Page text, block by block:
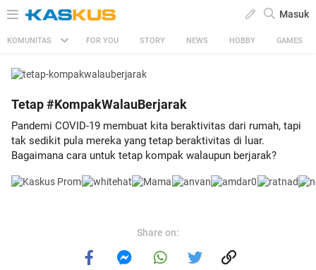
Masuk
KOMUNITAS FOR YOU STORY NEWS HOBBY GAMES
Tetap #KompakWalauBerjarak
Pandemi COVID-19 membuat kita beraktivitas dari rumah, tapi
tak sedikit pula mereka yang tetap beraktivitas di luar.
Bagaimana cara untuk tetap kompak walaupun berjarak?
Share on: